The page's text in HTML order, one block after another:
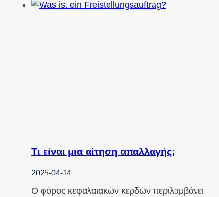
Τι είναι μια αίτηση απαλλαγής;
2025-04-14
Ο φόρος κεφαλαιακών κερδών περιλαμβάνει